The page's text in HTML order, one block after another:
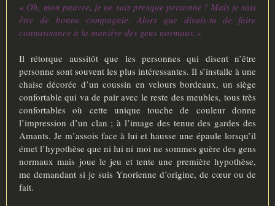
« Oh, mon pauvre, je ne suis presque personne ! Mais je sais
être de bonne compagnie. Alors que dirais-tu de faire
connaissance à la manière des gens normaux.»
Il rétorque aussitôt que les personnes qui disent n’être
personne sont souvent les plus intéressantes. Il s’installe à une
chaise décorée d’un coussin en velours bordeaux, un siège
confortable qui va de pair avec le reste des meubles, tous très
confortables où cette unique touche de couleur donne
l’impression d’un clan ; à l’image des tenue des gardes des
Amants. Je m’assois face à lui et hausse une épaule lorsqu’il
émet l’hypothèse que ni lui ni moi ne sommes guère des gens
normaux mais joue le jeu et tente une première hypothèse,
me demandant si je suis Ynorienne d’origine, de cœur ou de
fait.